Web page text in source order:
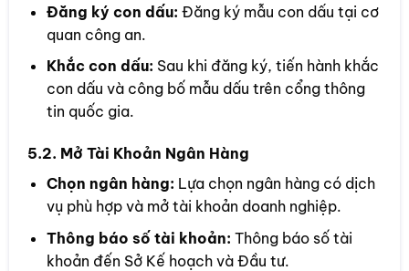
Đăng ký con dấu: Đăng ký mẫu con dấu tại cơ
quan công an.
Khắc con dấu: Sau khi đăng ký, tiến hành khắc
con dấu và công bố mẫu dấu trên cổng thông
tin quốc gia.
5.2. Mở Tài Khoản Ngân Hàng
Chọn ngân hàng: Lựa chọn ngân hàng có dịch
vụ phù hợp và mở tài khoản doanh nghiệp.
Thông báo số tài khoản: Thông báo số tài
khoản đến Sở Kế hoạch và Đầu tư.